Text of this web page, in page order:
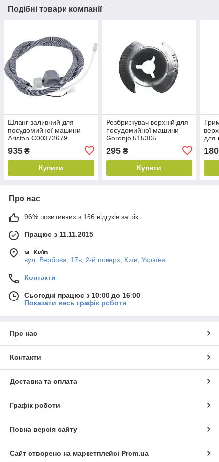
Подібні товари компанії
Шланг заливний для
посудомийної машини
Ariston C00372679
935 ₴
Купити
Розбризкувач верхній для
посудомийної машини
Gorenje 515305
295₴
Купити
для
180
Про нас
96% позитивних з 166 відгуків за рік
Працює з 11.11.2015
м. Київ
вул. Вербова, 17в, 2-й поверх, Київ, Україна
Контакти
Сьогодні працює з 10:00 до 16:00
Показати весь графік роботи
Про нас
Контакти
Доставка та оплата
Графік роботи
Повна версія сайту
Сайт створено на маркетплейсі Prom.ua